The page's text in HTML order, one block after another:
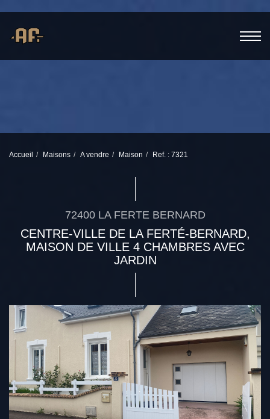
Accueil Maisons A vendre Maison Ref. : 7321
72400 LA FERTE BERNARD
CENTRE-VILLE DE LA FERTÉ-BERNARD,
MAISON DE VILLE 4 CHAMBRES AVEC
JARDIN